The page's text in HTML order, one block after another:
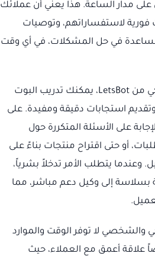
مدار الساعة. هذا يعني أن عملائك
لاستفساراتهم، وتوصيات
في حل المشكلات، في أي وقت
باستخدام بوت واتساب الذكي من LetsBot، يمكنك تدريب البوت
استجابات دقيقة ومفيدة. على
على الأسئلة المتكررة حول
أو حتى اقتراح منتجات بناءً على
يتطلب الأمر تدخلاً بشرياً،
بسلاسة إلى وكيل دعم مباشر، مما
والشخصي لا توفر الوقت والموارد
علاقة أعمق مع العملاء، حيث